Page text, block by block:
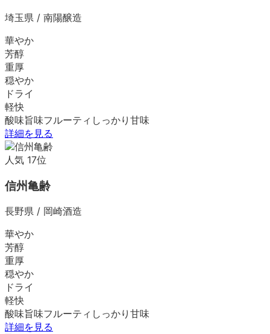
埼玉県 / 南陽醸造
華やか
芳醇
重厚
穏やか
ドライ
軽快
酸味旨味フルーティ しっかり 甘味
詳細を見る
人気 17位
信州亀齢
長野県 / 岡崎酒造
華やか
芳醇
重厚
穏やか
ドライ
軽快
酸味旨味フルーティ しっかり 甘味
詳細を見る